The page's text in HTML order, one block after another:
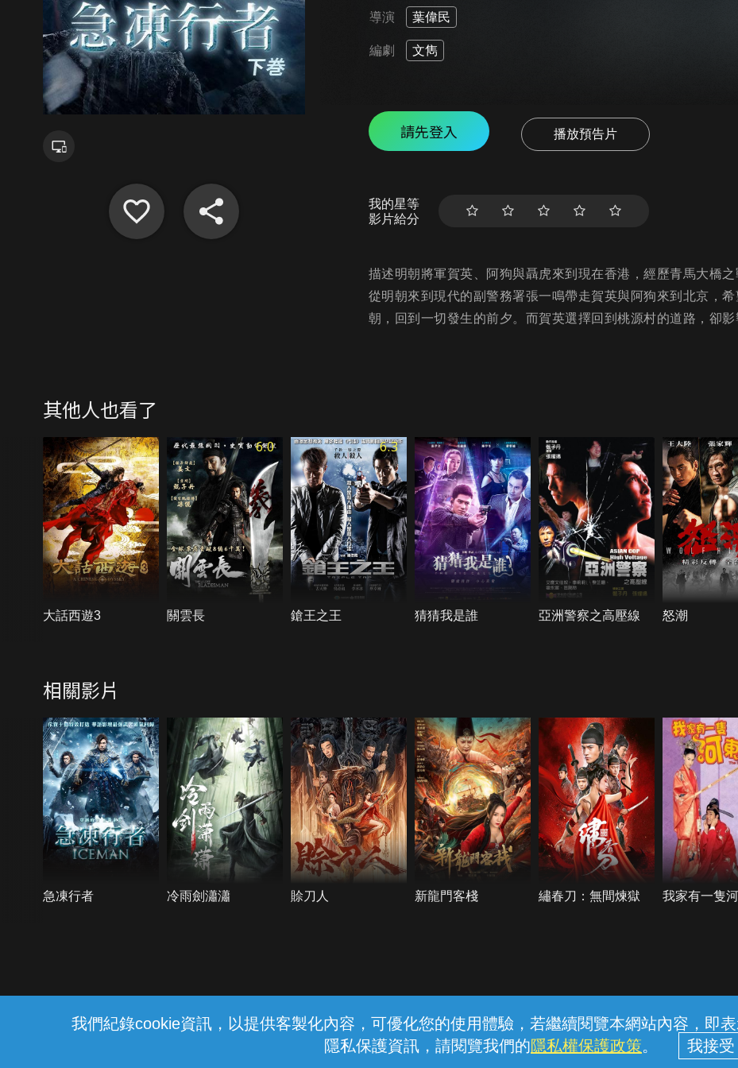
我們紀錄cookie資訊，以提供客製化內容，可優化您的使用體驗，若繼續閱覽本網站內容，即
隱私保護資訊，請閱覽我們的隱私權保護政策。
導演 葉偉民
編劇 文雋
請先登入 播放預告片
我的星等
影片給分
描述明朝將軍賀英、阿狗與聶虎來到現在香港，經歷青馬大橋
從明朝來到現代的副警務署張一鳴帶走賀英與阿狗來到北京，
朝，回到一切發生的前夕。而賀英選擇回到桃源村的道路，卻
其他人也看了
大話西遊3
6.0
關雲長
6.3
鎗王之王 猜猜我是誰 亞洲警察之高壓線 怒潮
相關影片
急凍行者 冷雨劍瀟瀟 賒刀人 新龍門客棧 繡春刀：無間煉獄 我家有一隻
線上客服 服務條款 隱私權保護
中華電信股份有限公司個人家庭分公司 (統一編號：96979949) © 2026